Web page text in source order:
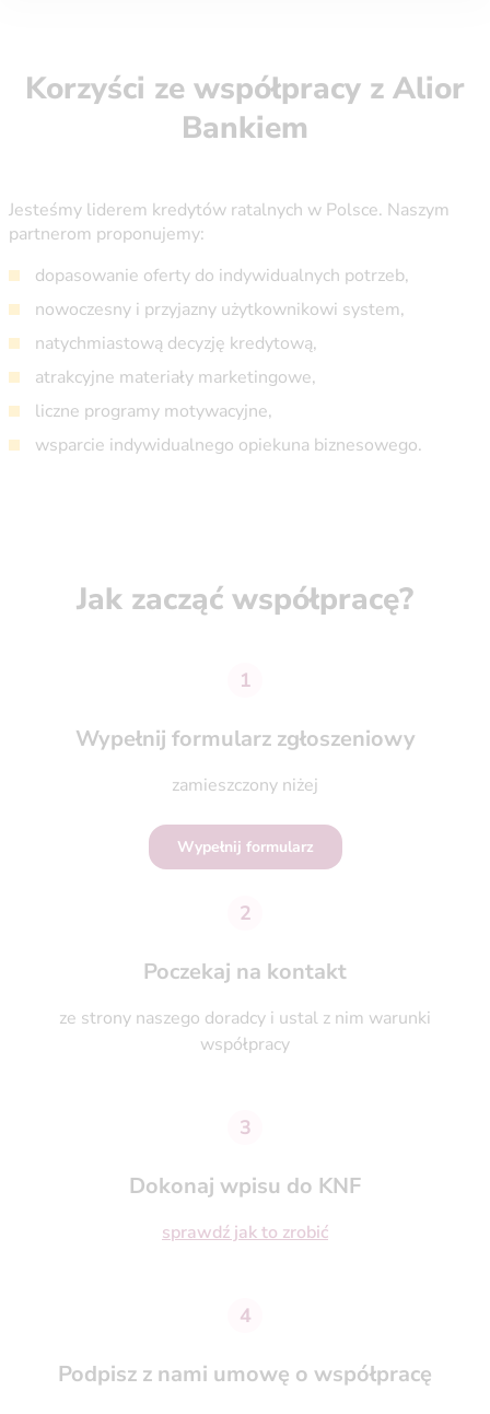
Korzyści ze współpracy z Alior
Bankiem
Jesteśmy liderem kredytów ratalnych w Polsce. Naszym
partnerom proponujemy:
dopasowanie oferty do indywidualnych potrzeb,
nowoczesny i przyjazny użytkownikowi system,
natychmiastową decyzję kredytową,
atrakcyjne materiały marketingowe,
liczne programy motywacyjne,
wsparcie indywidualnego opiekuna biznesowego.
Jak zacząć współpracę?
1
Wypełnij formularz zgłoszeniowy
zamieszczony niżej
Wypełnij formularz
2
Poczekaj na kontakt
ze strony naszego doradcy i ustal z nim warunki
współpracy
3
Dokonaj wpisu do KNF
sprawdź jak to zrobić
4
Podpisz z nami umowę o współpracę